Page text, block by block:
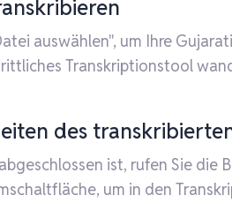
auswählen", um Ihre
Transkriptionstool
des
ist, rufen Sie
um in den